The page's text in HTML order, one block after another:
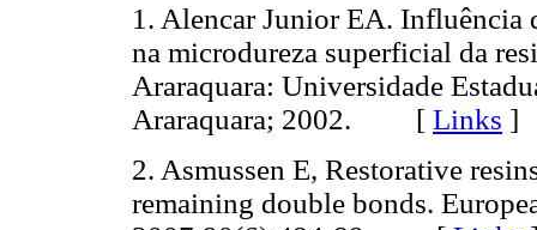
1. Alencar Junior EA. Influência
na microdureza superficial da
Araraquara: Universidade
Araraquara; 2002. [ Links ]
2. Asmussen E, Restorative
remaining double bonds.